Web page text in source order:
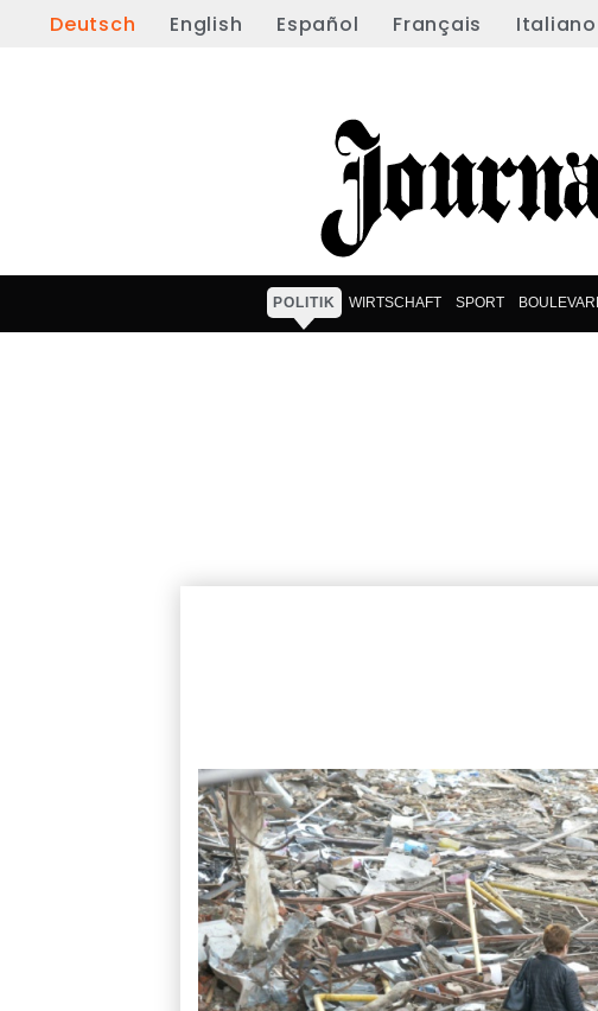
Deutsch English Español Français Italiano
POLITIK WIRTSCHAFT SPORT